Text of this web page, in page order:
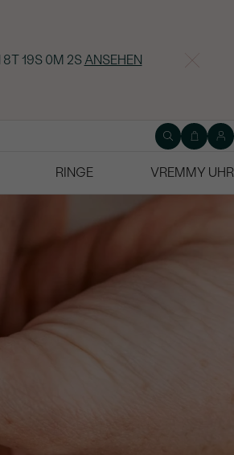
8T 19S 0M 1S ANSEHEN
RINGE VREMMY UHR